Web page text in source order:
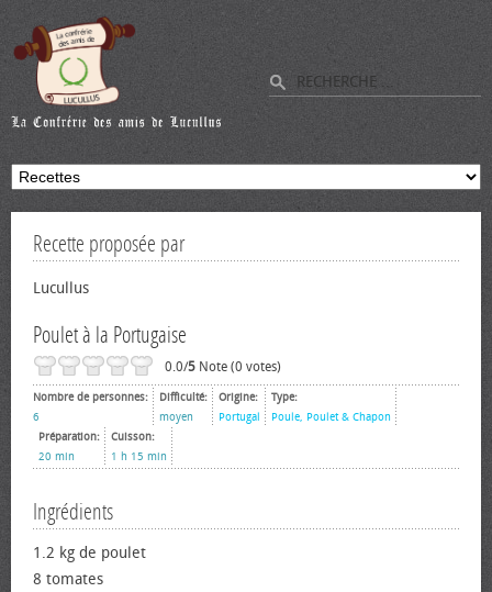
Recette proposée par
Lucullus
Poulet à la Portugaise
0.0/5 Note (0 votes)
Nombre de personnes:
6
Difficulté:
moyen
Origine:
Portugal
Type:
Poule, Poulet & Chapon
Préparation:
20 min
Cuisson:
1 h 15 min
Ingrédients
1.2 kg de poulet
8 tomates